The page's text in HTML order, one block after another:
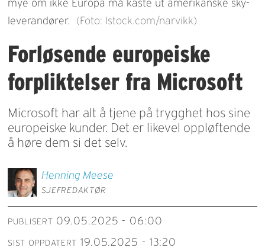
mye om ikke Europa må kaste ut amerikanske sky-
leverandører.
(Foto: Istock.com/narvikk)
Forløsende europeiske
forpliktelser fra Microsoft
Microsoft har alt å tjene på trygghet hos sine
europeiske kunder. Det er likevel oppløftende
å høre dem si det selv.
Henning Meese
SJEFREDAKTØR
PUBLISERT 09.05.2025 - 06:00
SIST OPPDATERT 19.05.2025 - 13:20